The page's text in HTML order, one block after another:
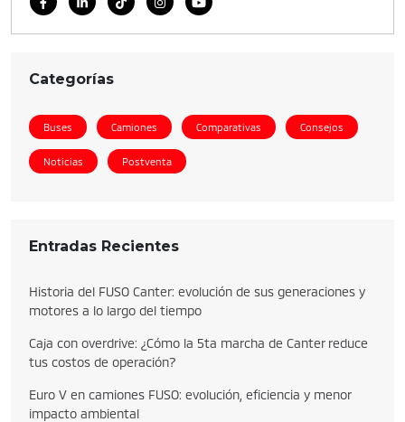
Categorías
Buses Camiones Comparativas Consejos
Noticias Postventa
Entradas Recientes
Historia del FUSO Canter: evolución de sus generaciones y
motores a lo largo del tiempo
Caja con overdrive: ¿Cómo la 5ta marcha de Canter reduce
tus costos de operación?
Euro V en camiones FUSO: evolución, eficiencia y menor
impacto ambiental